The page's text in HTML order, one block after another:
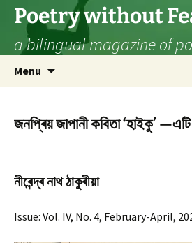
Skip
content
Poetry without
a bilingual magazine of
Menu
জনপ্ৰিয় জাপানী কবিতা ‘হাইকু’
নীৰেন্দ্ৰ নাথ ঠাকুৰীয়া
Issue: Vol. IV, No. 4, February-April,